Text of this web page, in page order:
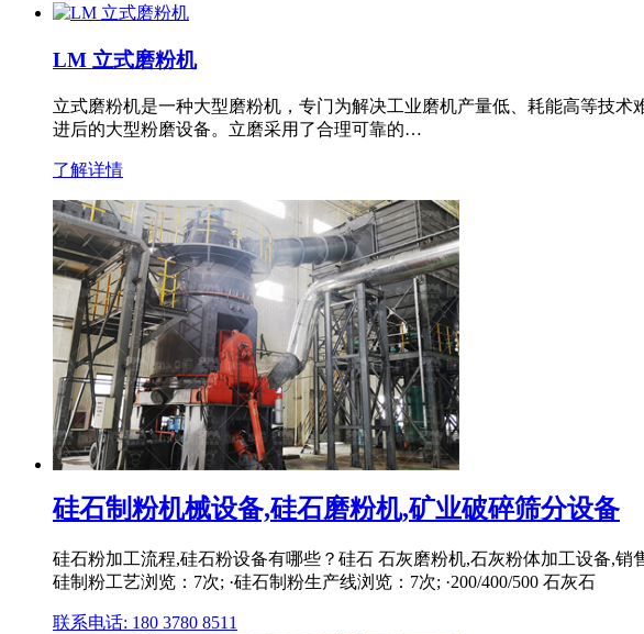
LM 立式磨粉机
立式磨粉机是一种大型磨粉机，专门为解决工业磨机产量低、耗能高等技
进后的大型粉磨设备。立磨采用了合理可靠的…
了解详情
硅石制粉机械设备,硅石磨粉机,矿业破碎筛分设备
硅石粉加工流程,硅石粉设备有哪些？硅石 石灰磨粉机,石灰粉体加工设备,
硅制粉工艺浏览：7次; ·硅石制粉生产线浏览：7次; ·200/400/500 石灰石
联系电话: 180 3780 8511